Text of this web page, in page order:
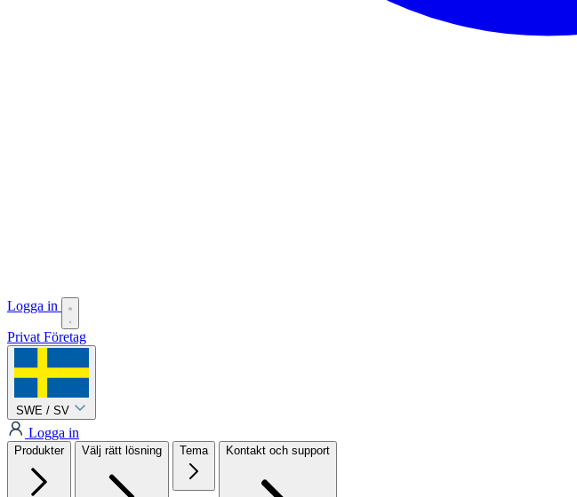
Logga in
Privat Företag
SWE / SV
Logga in
Produkter Välj rätt lösning Tema Kontakt och support